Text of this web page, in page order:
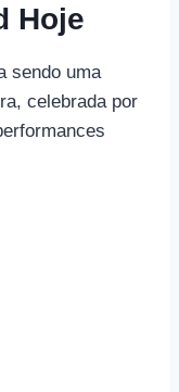
Hoje
sendo uma
celebrada por